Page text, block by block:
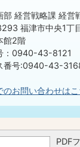
部 経営戦略課 経営
福津市中央1丁
館2階
：0940-43-8121
番号:0940-43-
のお問い合わせはこ
PDF